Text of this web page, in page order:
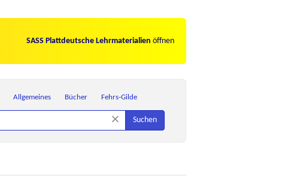
SASS Plattdeutsche Lehrmaterialien öffnen
Allgemeines Bücher Fehrs-Gilde
× Suchen